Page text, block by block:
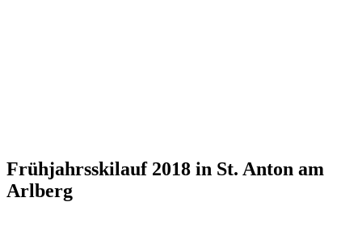
Frühjahrsskilauf 2018 in St. Anton am
Arlberg